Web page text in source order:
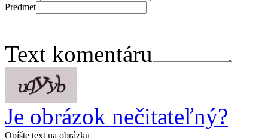
Predmet
Text komentáru
Je obrázok nečitateľný?
Opíšte text na obrázku